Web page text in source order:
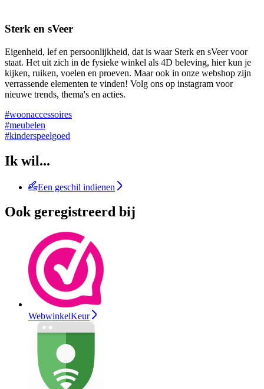
Sterk en sVeer
Eigenheid, lef en persoonlijkheid, dat is waar Sterk en sVeer voor
staat. Het uit zich in de fysieke winkel als 4D beleving, hier kun je
kijken, ruiken, voelen en proeven. Maar ook in onze webshop zijn
verrassende elementen te vinden! Volg ons op instagram voor
nieuwe trends, thema's en acties.
#woonaccessoires
#meubelen
#kinderspeelgoed
Ik wil...
Een geschil indienen
Ook geregistreerd bij
WebwinkelKeur